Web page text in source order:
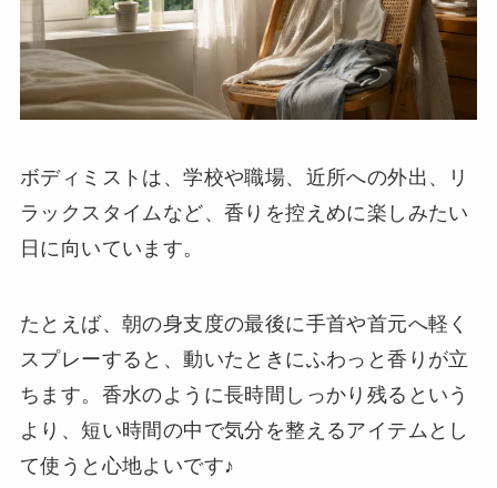
ボディミストは、学校や職場、近所への外出、リ
ラックスタイムなど、香りを控えめに楽しみたい
日に向いています。
たとえば、朝の身支度の最後に手首や首元へ軽く
スプレーすると、動いたときにふわっと香りが立
ちます。香水のように長時間しっかり残るという
より、短い時間の中で気分を整えるアイテムとし
て使うと心地よいです♪